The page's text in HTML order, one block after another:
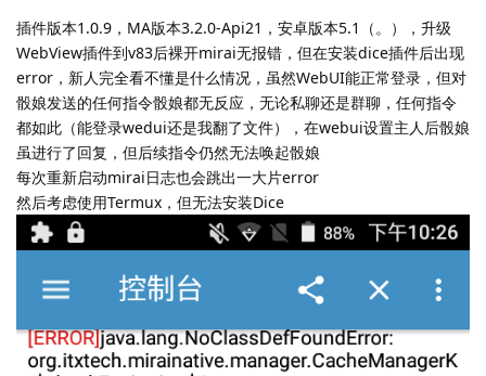
插件版本1.0.9，MA版本3.2.0-Api21，安卓版本5.1（。），升级
WebView插件到v83后裸开mirai无报错，但在安装dice插件后出现
error，新人完全看不懂是什么情况，虽然WebUI能正常登录，但对
骰娘发送的任何指令骰娘都无反应，无论私聊还是群聊，任何指令
都如此（能登录wedui还是我翻了文件），在webui设置主人后骰娘
虽进行了回复，但后续指令仍然无法唤起骰娘
每次重新启动mirai日志也会跳出一大片error
然后考虑使用Termux，但无法安装Dice